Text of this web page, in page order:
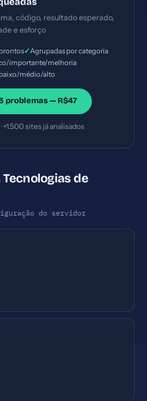
120-160) — Prioridade:
código, resultado esperado,
e esforço
✓Agrupadas por categoria
importante/melhoria
médio/alto
problemas — R$47
+1.500 sites já analisados
de
do servidor